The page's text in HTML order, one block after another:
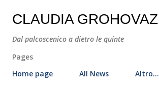
Passa ai contenuti principali
CLAUDIA GROHOVAZ
Dal palcoscenico a dietro le quinte
Pages
Home page
All News Altro…